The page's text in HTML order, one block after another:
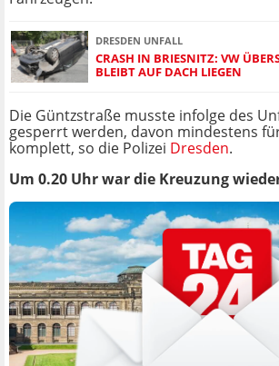
DRESDEN UNFALL
CRASH IN BRIESNITZ: VW
BLEIBT AUF DACH LIEGEN
Die Güntzstraße musste infolge des
gesperrt werden, davon mindestens
komplett, so die Polizei Dresden.
Um 0.20 Uhr war die Kreuzung